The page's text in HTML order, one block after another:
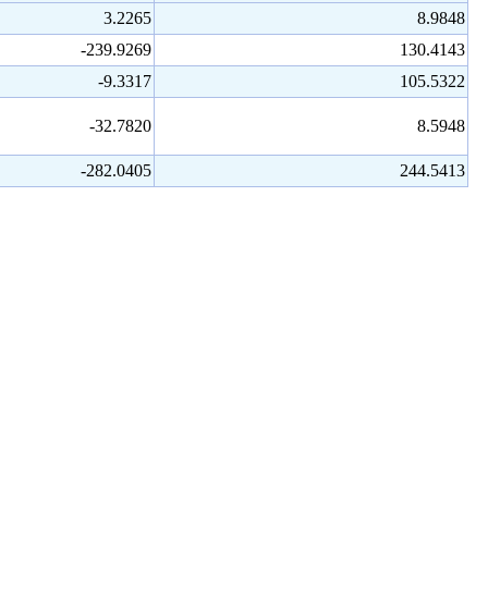
3.2265
8.9848
-239.9269
130.4143
-9.3317
105.5322
-32.7820 8.5948
-282.0405 244.5413